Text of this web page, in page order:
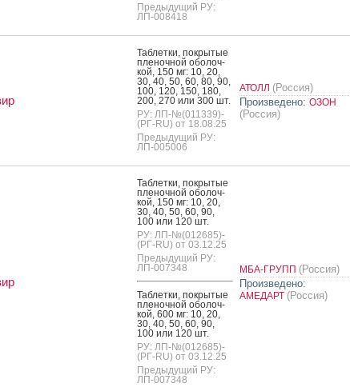
Предыдущий РУ:
ЛП-008418
Таб­летки, пок­ры­тые
пле­ноч­ной обо­лоч­
кой, 150 мг: 10, 20,
30, 40, 50, 60, 80, 90,
100, 120, 150, 180,
200, 270 или 300 шт.
РУ: ЛП-№(011339)-
(РГ-RU) от 18.08.25
Предыдущий РУ:
ЛП-005006
АТОЛЛ (Россия)
Произведено: ОЗОН
(Россия)
Таб­летки, пок­ры­тые
пле­ноч­ной обо­лоч­
кой, 150 мг: 10, 20,
30, 40, 50, 60, 90,
100 или 120 шт.
РУ: ЛП-№(012685)-
(РГ-RU) от 03.12.25
Предыдущий РУ:
ЛП-007348
Таб­летки, пок­ры­тые
пле­ноч­ной обо­лоч­
кой, 600 мг: 10, 20,
30, 40, 50, 60, 90,
100 или 120 шт.
РУ: ЛП-№(012685)-
(РГ-RU) от 03.12.25
Предыдущий РУ:
ЛП-007348
МБА-ГРУПП (Россия)
Произведено:
АМЕДАРТ (Россия)